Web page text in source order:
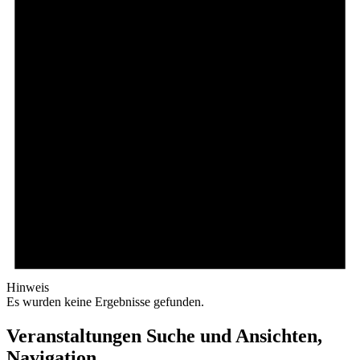
Hinweis
Es wurden keine Ergebnisse gefunden.
Veranstaltungen Suche und Ansichten,